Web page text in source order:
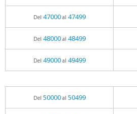
Del 47000al 47499
Del 48000al 48499
Del 49000al 49499
Del 50000al 50499